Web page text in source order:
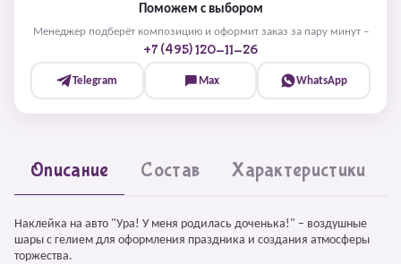
Поможем с выбором
Менеджер подберёт композицию и оформит заказ за пару минут –
+7 (495) 120-11-26
Telegram Max WhatsApp
Описание Состав Характеристики
Наклейка на авто "Ура! У меня родилась доченька!" – воздушные
шары с гелием для оформления праздника и создания атмосферы
торжества.